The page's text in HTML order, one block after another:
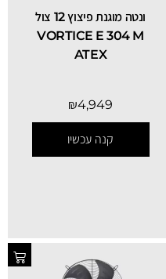
ונטה מוגנת פיצוץ 12 צול
VORTICE E 304 M
ATEX
₪4,949
קנה עכשיו